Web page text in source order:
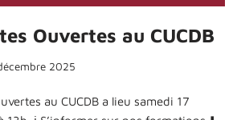
Ouvertes au CUCDB
2025
au CUCDB a lieu samedi 17